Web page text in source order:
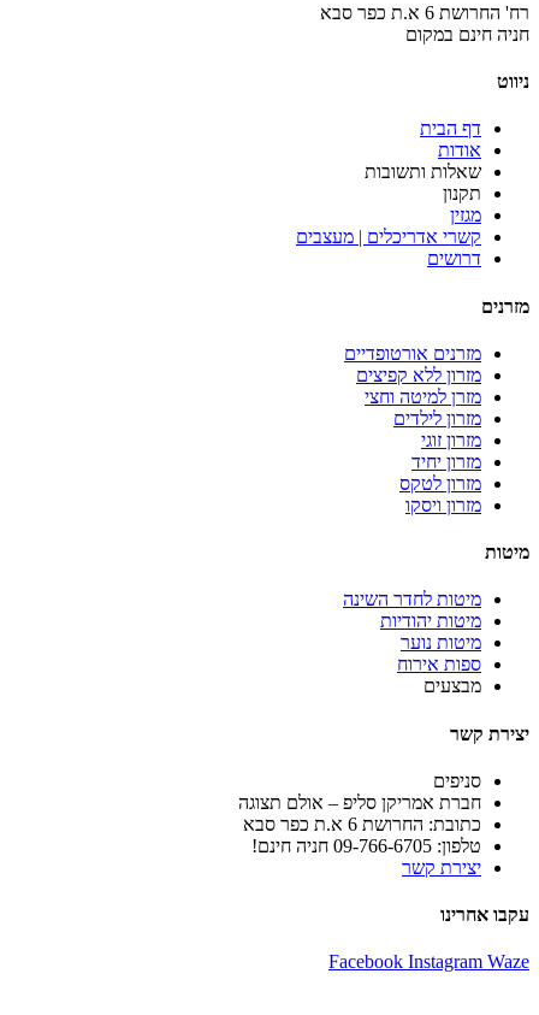
רח' החרושת 6 א.ת כפר סבא
חניה חינם במקום
ניווט
דף הבית
אודות
שאלות ותשובות
תקנון
מגזין
קשרי אדריכלים | מעצבים
דרושים
מזרנים
מזרנים אורטופדיים
מזרון ללא קפיצים
מזרן למיטה וחצי
מזרון לילדים
מזרון זוגי
מזרון יחיד
מזרון לטקס
מזרון ויסקו
מיטות
מיטות לחדר השינה
מיטות יהודיות
מיטות נוער
ספות אירוח
מבצעים
יצירת קשר
סניפים
חברת אמריקן סליפ – אולם תצוגה
כתובת: החרושת 6 א.ת כפר סבא
טלפון: 09-766-6705 חניה חינם!
יצירת קשר
עקבו אחרינו
Facebook Instagram Waze